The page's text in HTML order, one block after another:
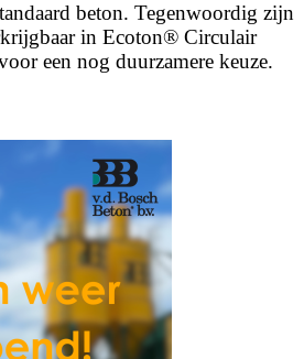
beton. Tegenwoordig zijn
in Ecoton® Circulair
een nog duurzamere keuze.